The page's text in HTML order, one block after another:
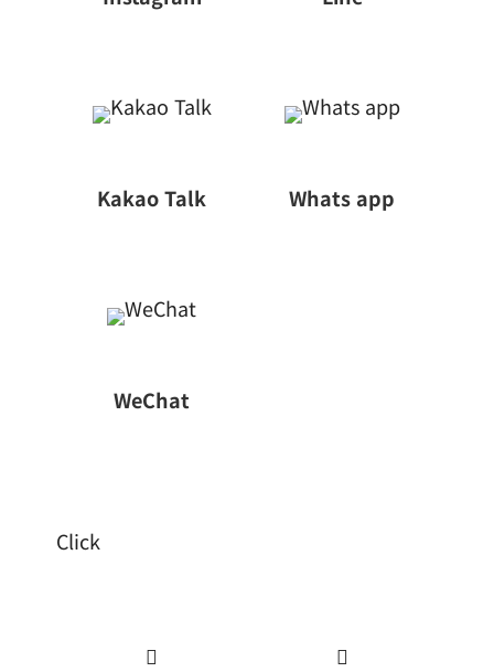
Kakao Talk Whats app
WeChat
Click
 